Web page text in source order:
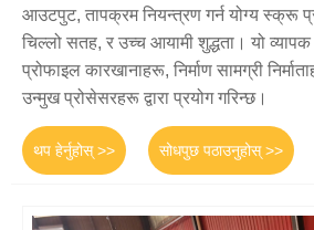
आउटपुट, तापक्रम नियन्त्रण गर्न योग्य स्क्रू
चिल्लो सतह, र उच्च आयामी शुद्धता। यो
प्रोफाइल कारखानाहरू, निर्माण सामग्री
उन्मुख प्रोसेसरहरू द्वारा प्रयोग गरिन्छ।
थप हेर्नुहोस् >> सोधपुछ पठाउनुहोस् >>